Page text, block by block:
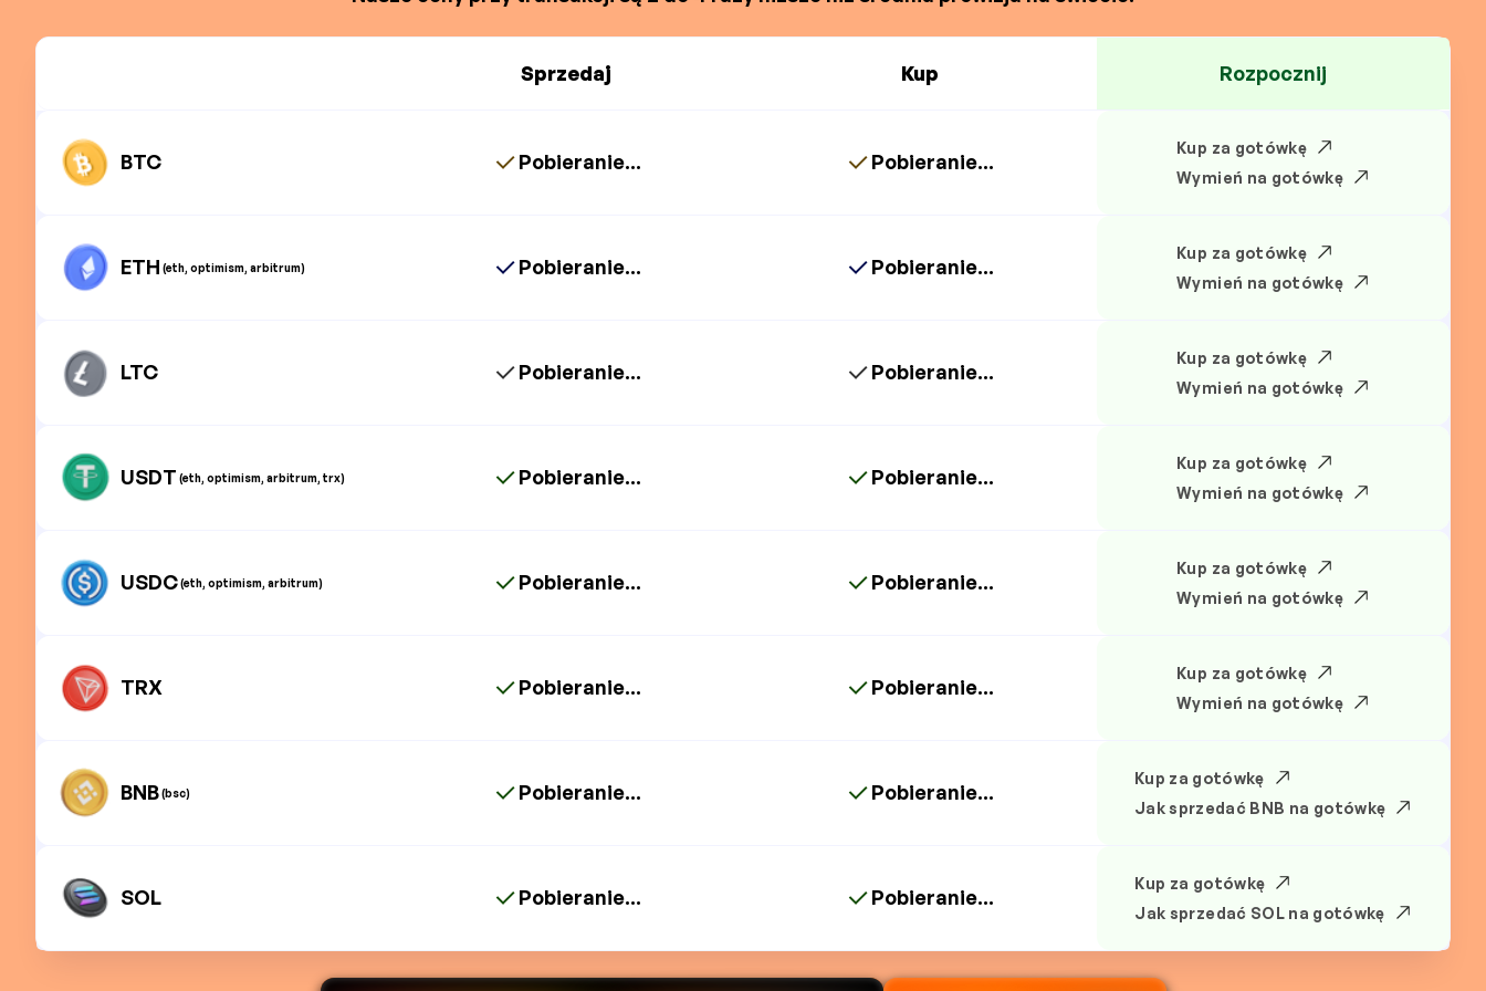
Sprzedaj Kup Rozpocznij
BTC Pobieranie... Pobieranie...
Kup za gotówkę
Wymień na gotówkę
ETH (eth, optimism, arbitrum) Pobieranie... Pobieranie...
Kup za gotówkę
Wymień na gotówkę
LTC Pobieranie... Pobieranie...
Kup za gotówkę
Wymień na gotówkę
USDT (eth, optimism, arbitrum, trx) Pobieranie... Pobieranie...
Kup za gotówkę
Wymień na gotówkę
USDC(eth, optimism, arbitrum) Pobieranie... Pobieranie...
Kup za gotówkę
Wymień na gotówkę
TRX Pobieranie... Pobieranie...
Kup za gotówkę
Wymień na gotówkę
BNB(bsc) Pobieranie... Pobieranie...
Kup za gotówkę
Jak sprzedać BNB na gotówkę
SOL Pobieranie... Pobieranie...
Kup za gotówkę
Jak sprzedać SOL na gotówkę